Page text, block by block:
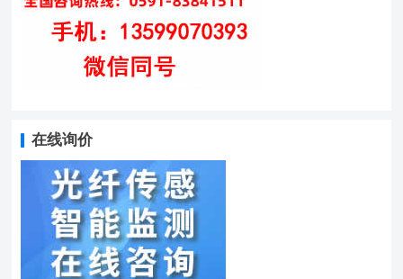
在线询价